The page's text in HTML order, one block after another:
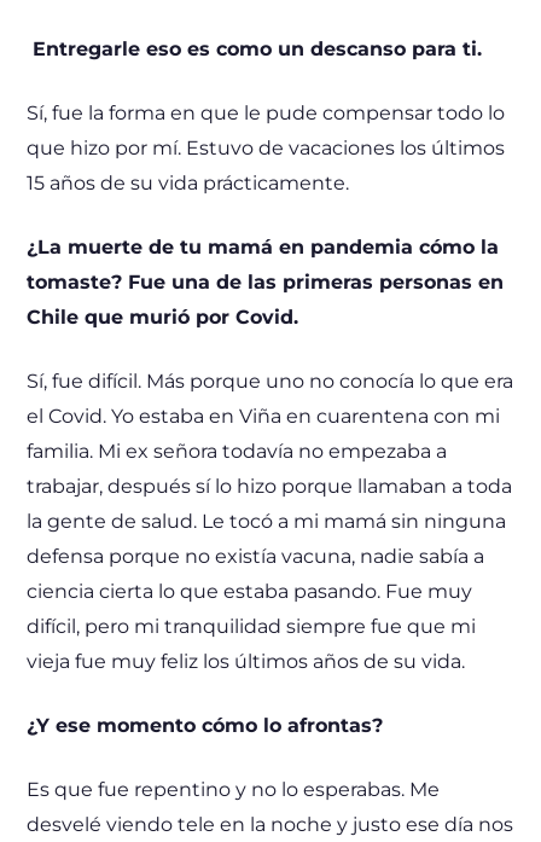
Entregarle eso es como un descanso para ti.
Sí, fue la forma en que le pude compensar todo lo
que hizo por mí. Estuvo de vacaciones los últimos
15 años de su vida prácticamente.
¿La muerte de tu mamá en pandemia cómo la
tomaste? Fue una de las primeras personas en
Chile que murió por Covid.
Sí, fue difícil. Más porque uno no conocía lo que era
el Covid. Yo estaba en Viña en cuarentena con mi
familia. Mi ex señora todavía no empezaba a
trabajar, después sí lo hizo porque llamaban a toda
la gente de salud. Le tocó a mi mamá sin ninguna
defensa porque no existía vacuna, nadie sabía a
ciencia cierta lo que estaba pasando. Fue muy
difícil, pero mi tranquilidad siempre fue que mi
vieja fue muy feliz los últimos años de su vida.
¿Y ese momento cómo lo afrontas?
Es que fue repentino y no lo esperabas. Me
desvelé viendo tele en la noche y justo ese día nos